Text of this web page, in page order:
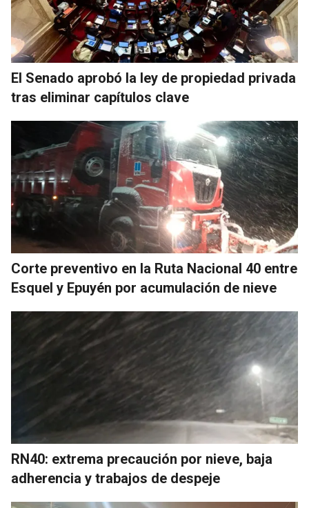
El Senado aprobó la ley de propiedad privada
tras eliminar capítulos clave
Corte preventivo en la Ruta Nacional 40 entre
Esquel y Epuyén por acumulación de nieve
RN40: extrema precaución por nieve, baja
adherencia y trabajos de despeje